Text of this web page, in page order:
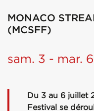
MONACO
(MCSFF)
sam. 3 - mar.
Du 3 au 6 juillet
Festival se